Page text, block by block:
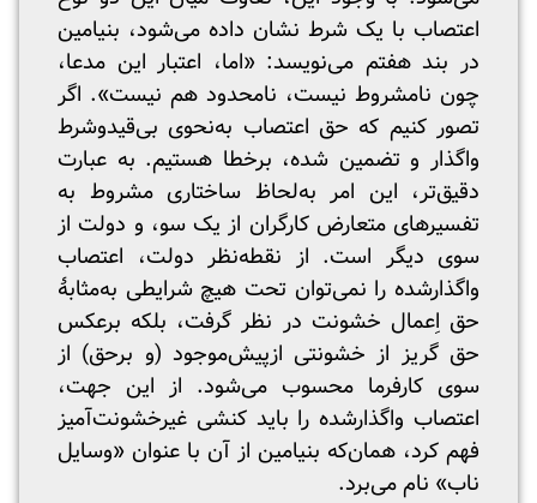
اعتصاب با یک شرط نشان داده می‌شود، بنیامین
در بند هفتم می‌نویسد: «اما، اعتبار این مدعا،
چون نامشروط نیست، نامحدود هم نیست». اگر
تصور کنیم که حق اعتصاب به‌نحوی بی‌قیدوشرط
واگذار و تضمین شده، برخطا هستیم. به عبارت
دقیق‌تر، این امر به‌لحاظ ساختاری مشروط به
تفسیرهای متعارض کارگران از یک سو، و دولت از
سوی دیگر است. از نقطه‌نظر دولت، اعتصاب
واگذارشده را نمی‌توان تحت هیچ شرایطی به‌مثابۀ
حق اِعمال خشونت در نظر گرفت، بلکه برعکس
حق گریز از خشونتی ازپیش‌موجود (و برحق) از
سوی کارفرما محسوب می‌شود. از این جهت،
اعتصاب واگذارشده را باید کنشی غیرخشونت‌آمیز
فهم کرد، همان‌که بنیامین از آن با عنوان «وسایل
ناب» نام می‌برد.